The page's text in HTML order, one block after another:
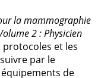
la mammographie
2 : Physicien
et les
par le
de